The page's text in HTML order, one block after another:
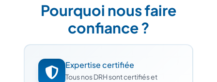
Pourquoi nous faire
confiance ?
Expertise certifiée
Tous nos DRH sont certifiés et